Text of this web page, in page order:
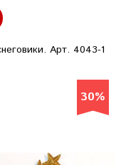
Арт. 4043-1
30%